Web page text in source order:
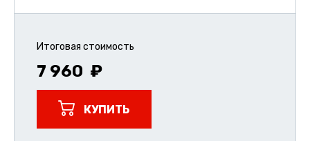
Итоговая стоимость
7 960
КУПИТЬ